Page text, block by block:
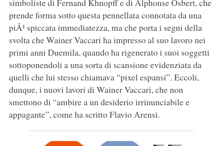
simboliste di Fernand Khnopff e di Alphonse Osbert, che
prende forma sotto questa pennellata connotata da una
piÃ¹ spiccata immediatezza, ma che porta i segni della
svolta che Wainer Vaccari ha impresso al suo lavoro nei
primi anni Duemila, quando ha rigenerato i suoi soggetti
sottoponendoli a una sorta di scansione evidenziata da
quelli che lui stesso chiamava “pixel espansi”. Eccoli,
dunque, i nuovi lavori di Wainer Vaccari, che non
smettono di “ambire a un desiderio irrinunciabile e
appagante”, come ha scritto Flavio Arensi.